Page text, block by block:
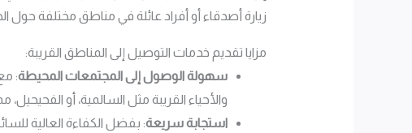
زيارة أصدقاء أو أفراد عائلة في مناطق مختلفة حول
مزايا تقديم خدمات التوصيل إلى المناطق القريبة:
سهولة الوصول إلى المجتمعات المحيطة:
والأحياء القريبة مثل السالمية، أو
استجابة سريعة: بفضل الكفاءة العالية